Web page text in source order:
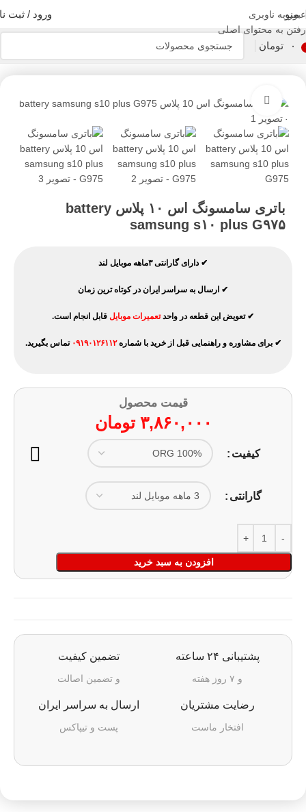
عبور به ناوبری
رفتن به محتوای اصلی
منو ورود / ثبت
۰ تومان
موبایل قطعات موبایل سامسونگ
بزرگنمایی تصویر
باتری سامسونگ اس ۱۰ پلاس battery
samsung s۱۰ plus G۹۷۵
✔ دارای گارانتی ۳ماهه موبایل لند
✔ ارسال به سراسر ایران در کوتاه ترین زمان
✔ تعویض این قطعه در واحدتعمیرات موبایل قابل انجام است.
✔ برای مشاوره و راهنمایی قبل از خرید با شماره۰۹۱۹۰۱۲۶۱۱۲ تماس بگیرید.
قیمت محصول
۳,۸۶۰,۰۰۰ تومان
کیفیت
گارانتی
افزودن به سبد خرید
پشتیبانی ۲۴ ساعته
و ۷ روز هفته
تضمین کیفیت
و تضمین اصالت
رضایت مشتریان
افتخار ماست
ارسال به سراسر ایران
پست و تیپاکس